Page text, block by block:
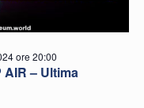
AIR – Ultima
ore 20:00